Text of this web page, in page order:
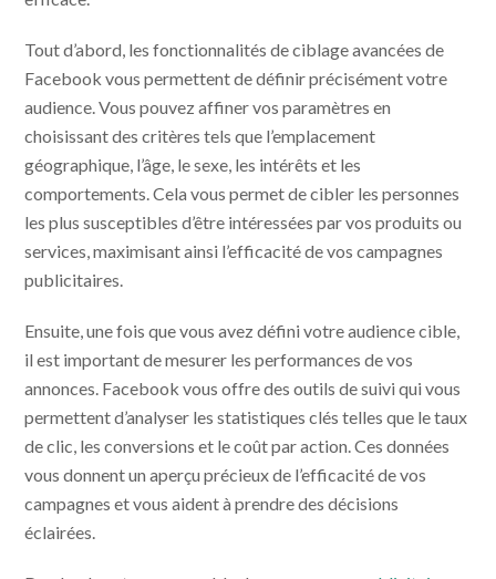
Tout d’abord, les fonctionnalités de ciblage avancées de
Facebook vous permettent de définir précisément votre
audience. Vous pouvez affiner vos paramètres en
choisissant des critères tels que l’emplacement
géographique, l’âge, le sexe, les intérêts et les
comportements. Cela vous permet de cibler les personnes
les plus susceptibles d’être intéressées par vos produits ou
services, maximisant ainsi l’efficacité de vos campagnes
publicitaires.
Ensuite, une fois que vous avez défini votre audience cible,
il est important de mesurer les performances de vos
annonces. Facebook vous offre des outils de suivi qui vous
permettent d’analyser les statistiques clés telles que le taux
de clic, les conversions et le coût par action. Ces données
vous donnent un aperçu précieux de l’efficacité de vos
campagnes et vous aident à prendre des décisions
éclairées.